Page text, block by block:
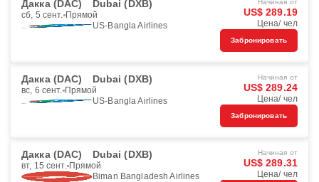
Дакка (DAC) Dubai (DXB)
сб, 5 сент. Прямой
US-Bangla Airlines
Начиная от
US$ 289.19
Цена/ чел
Забронировать
Дакка (DAC) Dubai (DXB)
вс, 6 сент. Прямой
US-Bangla Airlines
Начиная от
US$ 289.24
Цена/ чел
Забронировать
Дакка (DAC) Dubai (DXB)
вт, 15 сент. Прямой
Biman Bangladesh Airlines
Начиная от
US$ 289.31
Цена/ чел